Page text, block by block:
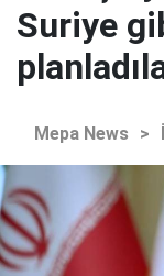
Suriye
Mepa News >